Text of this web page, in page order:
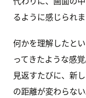
るように感じられま
何かを理解したと
ってきたような感覚
見返すたびに、新
の距離が変わらない